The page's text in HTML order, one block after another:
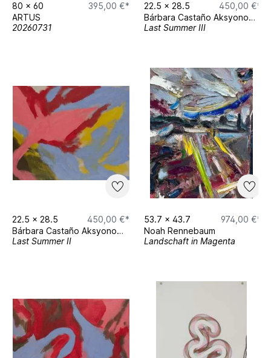
80 x 60
395,00 €*
ARTUS
20260731
22.5 x 28.5
450,00 €*
Bárbara Castaño Aksyonova
Last Summer III
22.5 x 28.5
450,00 €*
Bárbara Castaño Aksyonova
Last Summer II
53.7 x 43.7
974,00 €*
Noah Rennebaum
Landschaft in Magenta